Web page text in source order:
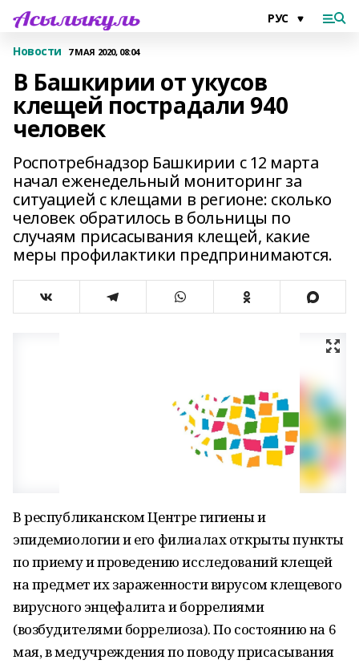
Новости 7 МАЯ 2020, 08:04
В Башкирии от укусов
клещей пострадали 940
человек
Роспотребнадзор Башкирии с 12 марта
начал еженедельный мониторинг за
ситуацией с клещами в регионе: сколько
человек обратилось в больницы по
случаям присасывания клещей, какие
меры профилактики предпринимаются.
В республиканском Центре гигиены и
эпидемиологии и его филиалах открыты пункты
по приему и проведению исследований клещей
на предмет их зараженности вирусом клещевого
вирусного энцефалита и боррелиями
(возбудителями боррелиоза). По состоянию на 6
мая, в медучреждения по поводу присасывания